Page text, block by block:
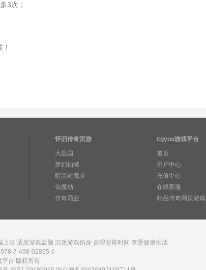
3次；
怀旧传奇页游
大战国
梦幻仙域
暗黑封魔录
仙魔劫
传奇霸业
cgyou游戏平台
首页
用户中心
充值中心
在线客服
精品传奇网页游戏
当 适度游戏益脑 沉迷游戏伤身 合理安排时间 享受健康生活
7-498-02855-6
台 版权所有